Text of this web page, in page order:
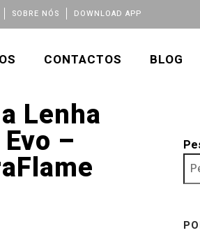
SOBRE NÓS DOWNLOAD APP
CONTACTOS BLOG
Lenha
–